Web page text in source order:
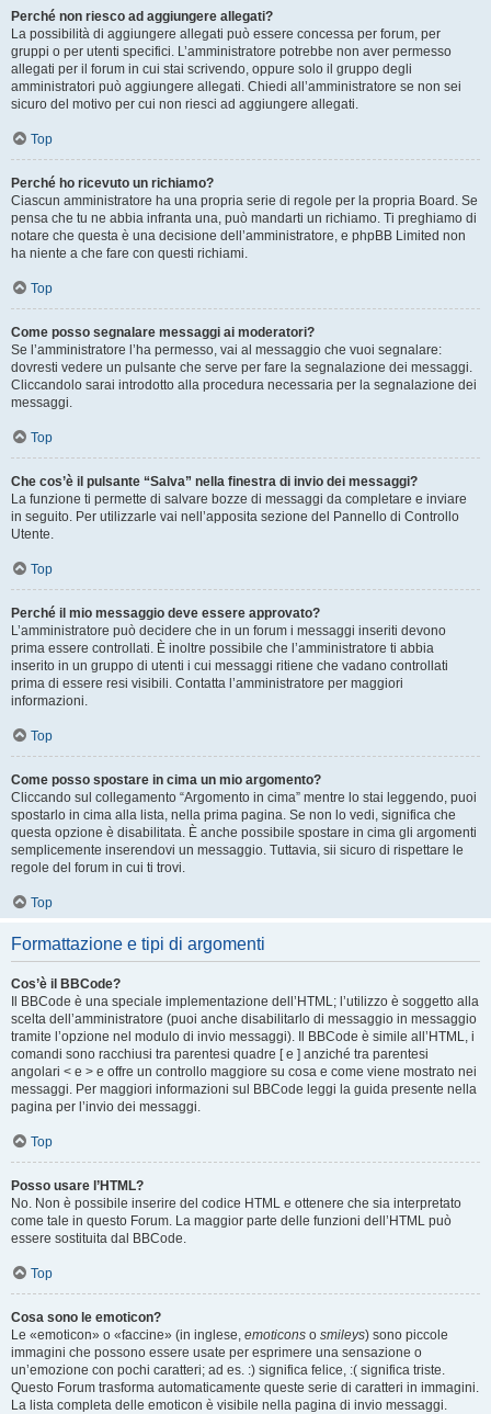
Perché non riesco ad aggiungere allegati?
La possibilità di aggiungere allegati può essere concessa per forum, per
gruppi o per utenti specifici. L’amministratore potrebbe non aver permesso
allegati per il forum in cui stai scrivendo, oppure solo il gruppo degli
amministratori può aggiungere allegati. Chiedi all’amministratore se non sei
sicuro del motivo per cui non riesci ad aggiungere allegati.
Top
Perché ho ricevuto un richiamo?
Ciascun amministratore ha una propria serie di regole per la propria Board. Se
pensa che tu ne abbia infranta una, può mandarti un richiamo. Ti preghiamo di
notare che questa è una decisione dell’amministratore, e phpBB Limited non
ha niente a che fare con questi richiami.
Top
Come posso segnalare messaggi ai moderatori?
Se l’amministratore l’ha permesso, vai al messaggio che vuoi segnalare:
dovresti vedere un pulsante che serve per fare la segnalazione dei messaggi.
Cliccandolo sarai introdotto alla procedura necessaria per la segnalazione dei
messaggi.
Top
Che cos’è il pulsante “Salva” nella finestra di invio dei messaggi?
La funzione ti permette di salvare bozze di messaggi da completare e inviare
in seguito. Per utilizzarle vai nell’apposita sezione del Pannello di Controllo
Utente.
Top
Perché il mio messaggio deve essere approvato?
L’amministratore può decidere che in un forum i messaggi inseriti devono
prima essere controllati. È inoltre possibile che l’amministratore ti abbia
inserito in un gruppo di utenti i cui messaggi ritiene che vadano controllati
prima di essere resi visibili. Contatta l’amministratore per maggiori
informazioni.
Top
Come posso spostare in cima un mio argomento?
Cliccando sul collegamento “Argomento in cima” mentre lo stai leggendo, puoi
spostarlo in cima alla lista, nella prima pagina. Se non lo vedi, significa che
questa opzione è disabilitata. È anche possibile spostare in cima gli argomenti
semplicemente inserendovi un messaggio. Tuttavia, sii sicuro di rispettare le
regole del forum in cui ti trovi.
Top
Formattazione e tipi di argomenti
Cos’è il BBCode?
Il BBCode è una speciale implementazione dell’HTML; l’utilizzo è soggetto alla
scelta dell’amministratore (puoi anche disabilitarlo di messaggio in messaggio
tramite l’opzione nel modulo di invio messaggi). Il BBCode è simile all’HTML, i
comandi sono racchiusi tra parentesi quadre [ e ] anziché tra parentesi
angolari < e > e offre un controllo maggiore su cosa e come viene mostrato nei
messaggi. Per maggiori informazioni sul BBCode leggi la guida presente nella
pagina per l’invio dei messaggi.
Top
Posso usare l’HTML?
No. Non è possibile inserire del codice HTML e ottenere che sia interpretato
come tale in questo Forum. La maggior parte delle funzioni dell’HTML può
essere sostituita dal BBCode.
Top
Cosa sono le emoticon?
Le «emoticon» o «faccine» (in inglese, emoticons o smileys) sono piccole
immagini che possono essere usate per esprimere una sensazione o
un’emozione con pochi caratteri; ad es. :) significa felice, :( significa triste.
Questo Forum trasforma automaticamente queste serie di caratteri in immagini.
La lista completa delle emoticon è visibile nella pagina di invio messaggi.